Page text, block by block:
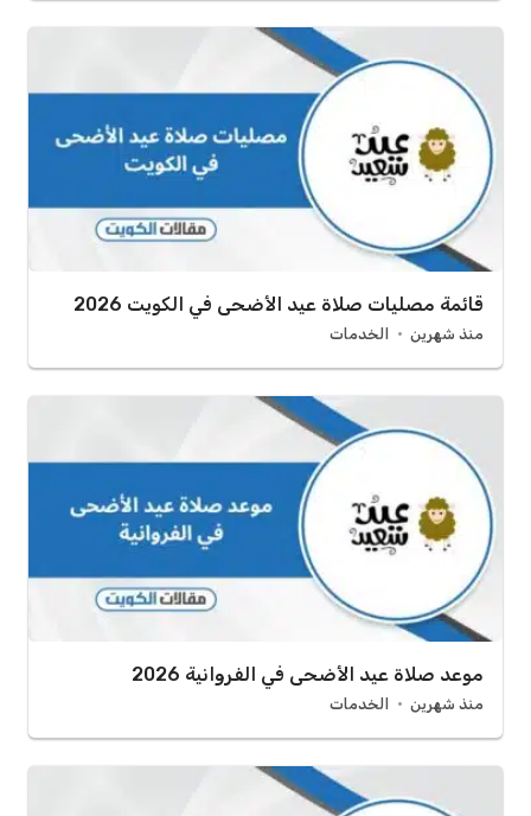
قائمة مصليات صلاة عيد الأضحى في الكويت 2026
منذ شهرين الخدمات
موعد صلاة عيد الأضحى في الفروانية 2026
منذ شهرين الخدمات